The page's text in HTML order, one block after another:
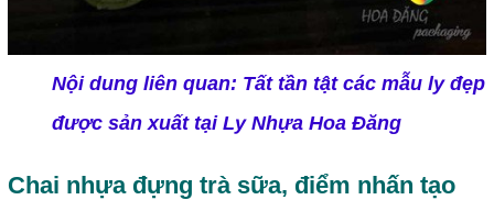
Nội dung liên quan: Tất tần tật các mẫu ly đẹp
được sản xuất tại Ly Nhựa Hoa Đăng
Chai nhựa đựng trà sữa, điểm nhấn tạo